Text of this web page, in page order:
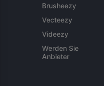
Brusheezy
Vecteezy
Videezy
Werden Sie
Anbieter